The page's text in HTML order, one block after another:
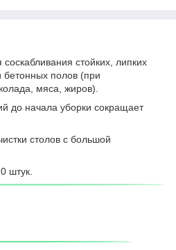
стойких, липких
бетонных полов (при
мяса, жиров).
до начала уборки сокращает
столов с большой
штук.